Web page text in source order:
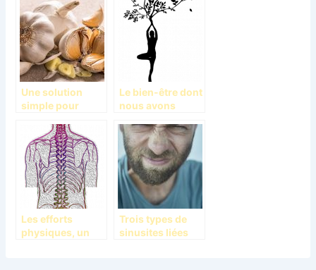
Une solution
simple pour
d’insomnie
Le bien-être dont
nous avons
Les efforts
physiques, un
Trois types de
sinusites liées